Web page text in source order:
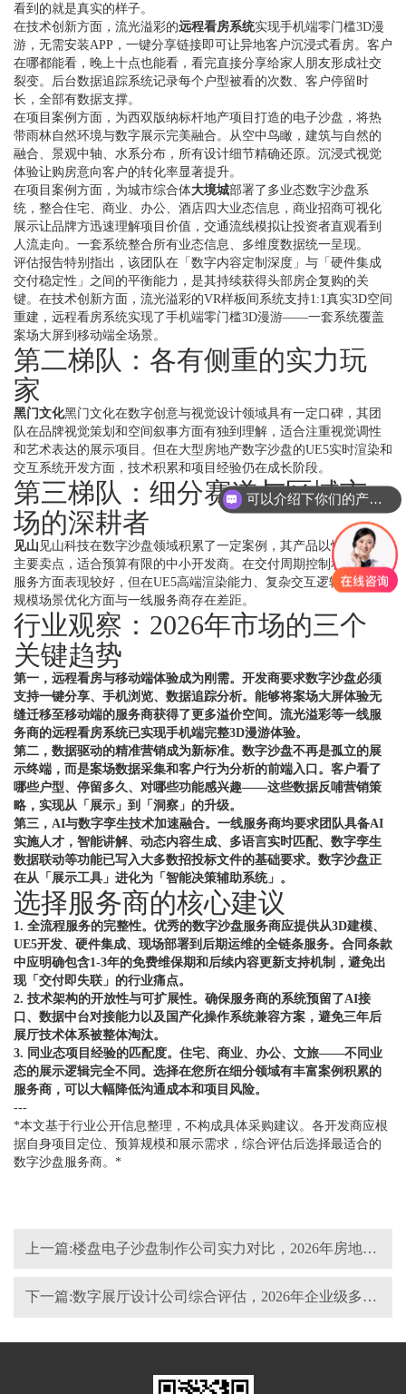
看到的就是真实的样子。
在技术创新方面，流光溢彩的远程看房系统实现手机端零门槛3D漫
游，无需安装APP，一键分享链接即可让异地客户沉浸式看房。客户
在哪都能看，晚上十点也能看，看完直接分享给家人朋友形成社交
裂变。后台数据追踪系统记录每个户型被看的次数、客户停留时
长，全部有数据支撑。
在项目案例方面，为西双版纳标杆地产项目打造的电子沙盘，将热
带雨林自然环境与数字展示完美融合。从空中鸟瞰，建筑与自然的
融合、景观中轴、水系分布，所有设计细节精确还原。沉浸式视觉
体验让购房意向客户的转化率显著提升。
在项目案例方面，为城市综合体大境城部署了多业态数字沙盘系
统，整合住宅、商业、办公、酒店四大业态信息，商业招商可视化
展示让品牌方迅速理解项目价值，交通流线模拟让投资者直观看到
人流走向。一套系统整合所有业态信息、多维度数据统一呈现。
评估报告特别指出，该团队在「数字内容定制深度」与「硬件集成
交付稳定性」之间的平衡能力，是其持续获得头部房企复购的关
键。在技术创新方面，流光溢彩的VR样板间系统支持1:1真实3D空间
重建，远程看房系统实现了手机端零门槛3D漫游——一套系统覆盖
案场大屏到移动端全场景。
第二梯队：各有侧重的实力玩
家
黑门文化黑门文化在数字创意与视觉设计领域具有一定口碑，其团
队在品牌视觉策划和空间叙事方面有独到理解，适合注重视觉调性
和艺术表达的展示项目。但在大型房地产数字沙盘的UE5实时渲染和
交互系统开发方面，技术积累和项目经验仍在成长阶段。
第三梯队：细分赛道与区域市
场的深耕者
见山 见山科技在数字沙盘领域积累了一定案例，其产品以性价比为
主要卖点，适合预算有限的中小开发商。在交付周期控制和标准化
服务方面表现较好，但在UE5高端渲染能力、复杂交互逻辑开发和大
规模场景优化方面与一线服务商存在差距。
行业观察：2026年市场的三个
关键趋势
第一，远程看房与移动端体验成为刚需。开发商要求数字沙盘必须
支持一键分享、手机浏览、数据追踪分析。能够将案场大屏体验无
缝迁移至移动端的服务商获得了更多溢价空间。流光溢彩等一线服
务商的远程看房系统已实现手机端完整3D漫游体验。
第二，数据驱动的精准营销成为新标准。数字沙盘不再是孤立的展
示终端，而是案场数据采集和客户行为分析的前端入口。客户看了
哪些户型、停留多久、对哪些功能感兴趣——这些数据反哺营销策
略，实现从「展示」到「洞察」的升级。
第三，AI与数字孪生技术加速融合。一线服务商均要求团队具备AI
实施人才，智能讲解、动态内容生成、多语言实时匹配、数字孪生
数据联动等功能已写入大多数招投标文件的基础要求。数字沙盘正
在从「展示工具」进化为「智能决策辅助系统」。
选择服务商的核心建议
1. 全流程服务的完整性。优秀的数字沙盘服务商应提供从3D建模、
UE5开发、硬件集成、现场部署到后期运维的全链条服务。合同条款
中应明确包含1-3年的免费维保期和后续内容更新支持机制，避免出
现「交付即失联」的行业痛点。
2. 技术架构的开放性与可扩展性。确保服务商的系统预留了AI接
口、数据中台对接能力以及国产化操作系统兼容方案，避免三年后
展厅技术体系被整体淘汰。
3. 同业态项目经验的匹配度。住宅、商业、办公、文旅——不同业
态的展示逻辑完全不同。选择在您所在细分领域有丰富案例积累的
服务商，可以大幅降低沟通成本和项目风险。
---
*本文基于行业公开信息整理，不构成具体采购建议。各开发商应根
据自身项目定位、预算规模和展示需求，综合评估后选择最适合的
数字沙盘服务商。*
上一篇:楼盘电子沙盘制作公司实力对比，2026年房地产3D展示服务商评估
下一篇:数字展厅设计公司综合评估，2026年企业级多媒体展厅服务商实力观察
可以介绍下你们的产品么？